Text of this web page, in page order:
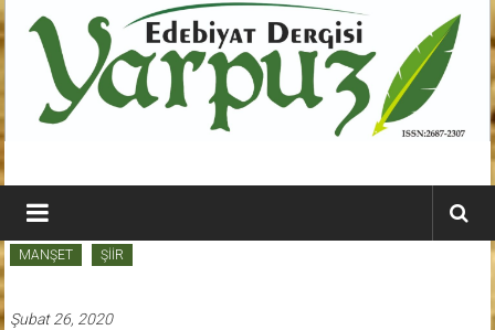
geç
YARPUZ
Edebiyat
Dergisi
Kahramanmaraş'ın
MANŞET ŞİİR
Şubat 26, 2020